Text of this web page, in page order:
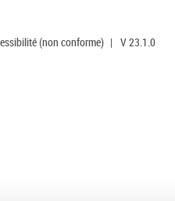
(non conforme) | V 23.1.0